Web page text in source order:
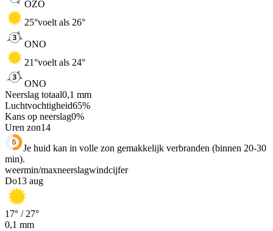
OZO
25°voelt als 26°
ONO
21°voelt als 24°
ONO
Neerslag totaal0,1 mm
Luchtvochtigheid65%
Kans op neerslag0%
Uren zon14
Je huid kan in volle zon gemakkelijk verbranden (binnen 20-30
min).
weermin/maxneerslagwindcijfer
Do13 aug
17° / 27°
0,1 mm